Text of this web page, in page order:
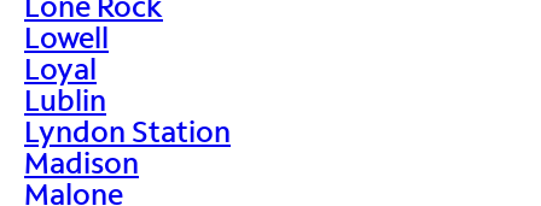
Lowell
Loyal
Lublin
Lyndon Station
Madison
Malone